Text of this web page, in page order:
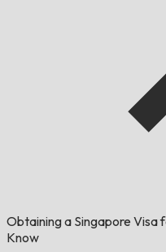
Obtaining a Singapore Visa
Know